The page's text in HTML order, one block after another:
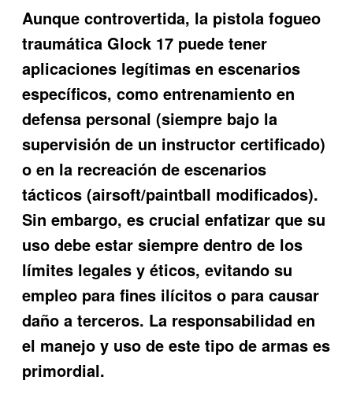
Aunque controvertida, la pistola fogueo
traumática Glock 17 puede tener
aplicaciones legítimas en escenarios
específicos, como entrenamiento en
defensa personal (siempre bajo la
supervisión de un instructor certificado)
o en la recreación de escenarios
tácticos (airsoft/paintball modificados).
Sin embargo, es crucial enfatizar que su
uso debe estar siempre dentro de los
límites legales y éticos, evitando su
empleo para fines ilícitos o para causar
daño a terceros. La responsabilidad en
el manejo y uso de este tipo de armas es
primordial.